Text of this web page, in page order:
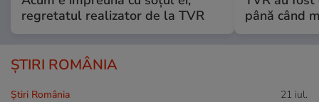
regretatul realizator de la TVR
până când
ȘTIRI ROMÂNIA
Știri România 21 iul.